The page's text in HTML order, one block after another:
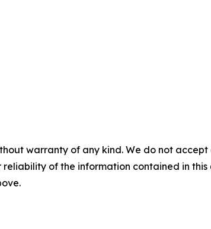
warranty of any kind. We do not
reliability of the information contained in